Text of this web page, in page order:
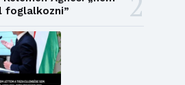
foglalkozni”